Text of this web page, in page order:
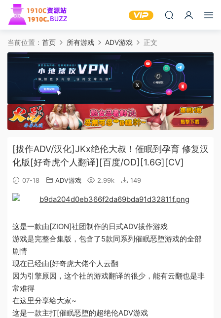
当前位置： 首页 所有游戏 ADV游戏 正文
[拔作ADV/汉化]JKx绝伦大叔！催眠到孕育 修复汉
化版[好奇虎个人翻译][百度/OD][1.6G][CV]
07-18 ADV游戏 2.99k 149
这是一款由[ZION]社团制作的日式ADV拔作游戏
游戏是完整合集版，包含了5款同系列催眠恶堕游戏的全部
剧情
现在已经由[好奇虎大佬个人云翻
因为引擎原因，这个社的游戏翻译的很少，能有云翻也是非
常难得
在这里分享给大家~
这是一款主打[催眠恶堕的超绝伦ADV游戏